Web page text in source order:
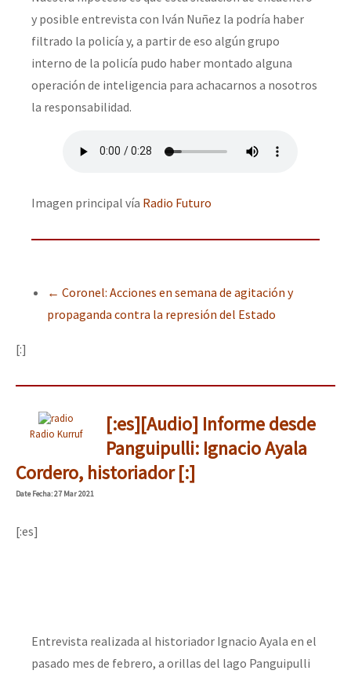
y posible entrevista con Iván Nuñez la podría haber
filtrado la policía y, a partir de eso algún grupo
interno de la policía pudo haber montado alguna
operación de inteligencia para achacarnos a nosotros
la responsabilidad.
Imagen principal vía Radio Futuro
← Coronel: Acciones en semana de agitación y
propaganda contra la represión del Estado
[:]
Radio Kurruf
[:es][Audio] Informe desde
Panguipulli: Ignacio Ayala
Cordero, historiador [:]
DateFecha: 27 Mar 2021
[:es]
Entrevista realizada al historiador Ignacio Ayala en el
pasado mes de febrero, a orillas del lago Panguipulli